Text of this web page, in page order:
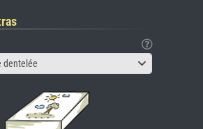
dentelée